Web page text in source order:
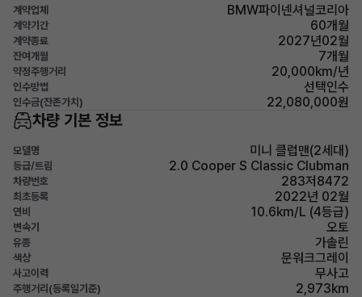
계약업체 BMW파이넨셔널코리아
계약기간 60개월
계약종료 2027년02월
잔여개월 7개월
약정주행거리 20,000km/년
인수방법 선택인수
인수금(잔존가치) 22,080,000원
차량 기본 정보
모델명 미니 클럽맨(2세대)
등급/트림 2.0 Cooper S Classic Clubman
차량번호 283저8472
최초등록 2022년 02월
연비 10.6km/L (4등급)
변속기 오토
유종 가솔린
색상 문워크그레이
사고이력 무사고
주행거리(등록일기준) 2,973km